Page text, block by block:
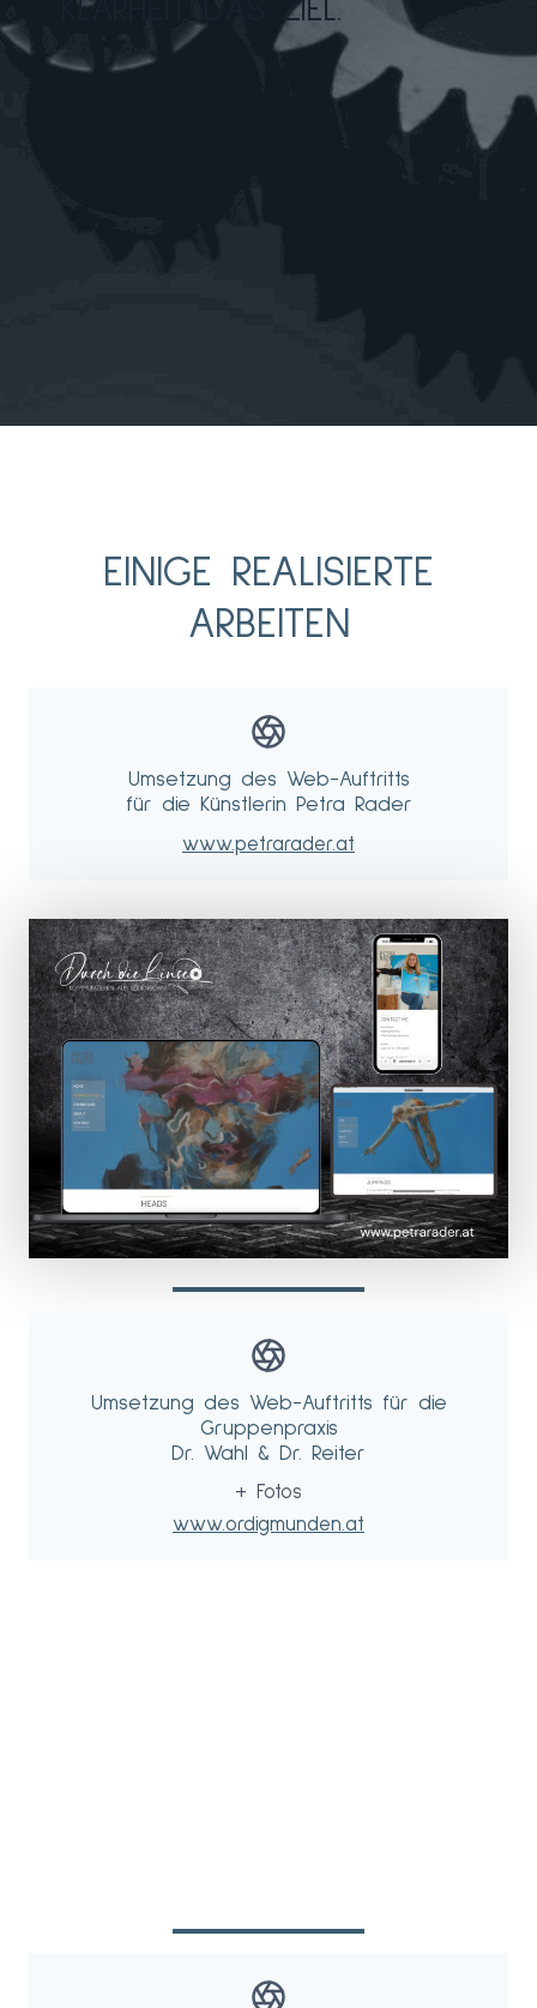
KLARHEIT DAS ZIEL.
EINIGE REALISIERTE
ARBEITEN
Umsetzung des Web-Auftritts
für die Künstlerin Petra Rader
www.petrarader.at
Umsetzung des Web-Auftritts für die
Gruppenpraxis
Dr. Wahl & Dr. Reiter
+ Fotos
www.ordigmunden.at